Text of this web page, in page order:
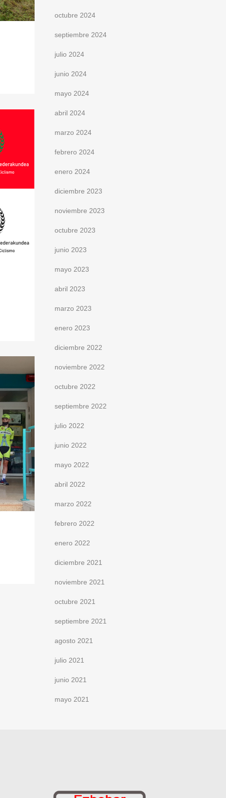
octubre 2024
septiembre 2024
julio 2024
junio 2024
mayo 2024
abril 2024
marzo 2024
febrero 2024
enero 2024
diciembre 2023
noviembre 2023
octubre 2023
junio 2023
mayo 2023
abril 2023
marzo 2023
enero 2023
diciembre 2022
noviembre 2022
octubre 2022
septiembre 2022
julio 2022
junio 2022
mayo 2022
abril 2022
marzo 2022
febrero 2022
enero 2022
diciembre 2021
noviembre 2021
octubre 2021
septiembre 2021
agosto 2021
julio 2021
junio 2021
mayo 2021